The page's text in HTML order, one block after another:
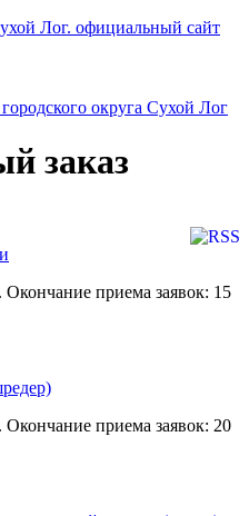
Лог. официальный сайт
округа Сухой Лог
заказ
приема заявок: 15
приема заявок: 20